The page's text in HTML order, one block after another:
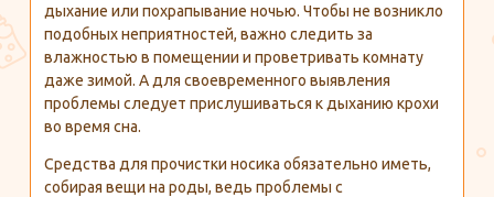
дыхание или похрапывание ночью. Чтобы не возникло
подобных неприятностей, важно следить за
влажностью в помещении и проветривать комнату
даже зимой. А для своевременного выявления
проблемы следует прислушиваться к дыханию крохи
во время сна.
Средства для прочистки носика обязательно иметь,
собирая вещи на роды, ведь проблемы с